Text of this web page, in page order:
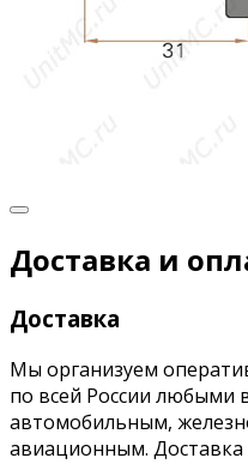
Доставка и
Доставка
Мы организуем
по всей России любыми
автомобильным,
авиационным. Доставка